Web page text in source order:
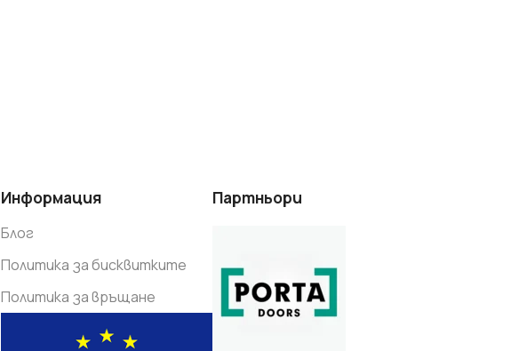
Информация
Блог
Политика за бисквитките
Политика за връщане
Партньори